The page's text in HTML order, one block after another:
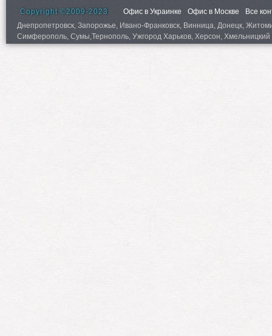
Copyright ©2009-2023 Офис в Украинке Офис в Москве
Все
Днепропетровск, Запорожье, Ивано-Франковск, Винница, Донецк,
Симферополь, Сумы,Тернополь, Ужгород Харьков, Херсон,